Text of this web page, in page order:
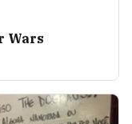
Wars